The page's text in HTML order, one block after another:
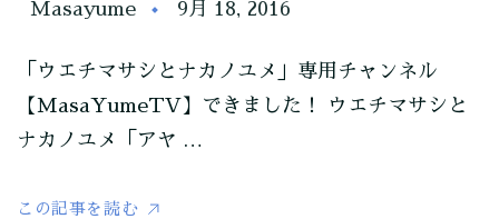
Masayume 9月 18, 2016
「ウエチマサシとナカノユメ」専用チャンネル
【MasaYumeTV】できました！ ウエチマサシと
ナカノユメ「アヤ …
この記事を読む